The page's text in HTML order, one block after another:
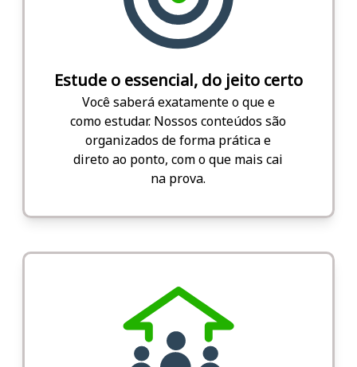
Estude o essencial, do jeito certo
Você saberá exatamente o que e
como estudar. Nossos conteúdos são
organizados de forma prática e
direto ao ponto, com o que mais cai
na prova.